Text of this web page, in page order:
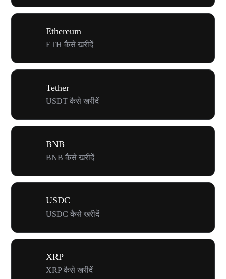
Ethereum
ETH कैसे खरीदें
Tether
USDT कैसे खरीदें
BNB
BNB कैसे खरीदें
USDC
USDC कैसे खरीदें
XRP
XRP कैसे खरीदें